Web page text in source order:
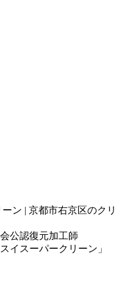
公認復元加工師
イスーパークリーン」